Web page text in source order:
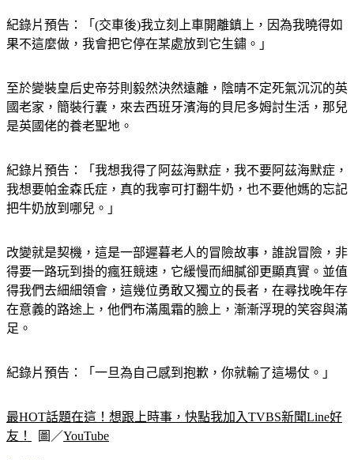
紀錄片預告：「(交車後)我立刻上車開離鎮上，因為我曉得如
果不這麼做，我會把它停在某處放到它生鏽。」
至於變裝皇后史帝芬則毅然決然遠離，陰晴不定死氣沉沉的英
國老家，簡裝行囊，來去西班牙濱海的貝尼多姆討生活，那兒
是英國佬的養老聖地。
紀錄片預告：「我想我得了阿茲海默症，我不要阿茲海默症，
我想要帕金森氏症，真的我寧可打翻牛奶，也不要他媽的忘記
把牛奶放到哪兒。」
改變就是契機，這是一部遲暮老人的冒險故事，誰說冒險，非
得要一路玩到掛的瘋狂競速，它緩慢而細膩卻更顯真實。並值
得我們去細細領會，這幾位勇敢又獨立的長者，在尋找晚年存
在意義的路途上，他們布滿風霜的臉上，漸漸浮現的笑容與滿
足。
紀錄片預告：「一旦為自己感到抱歉，你就輸了這場仗。」
最HOT話題在這！想跟上時事，快點我加入TVBS新聞Line好
友！
圖／YouTube